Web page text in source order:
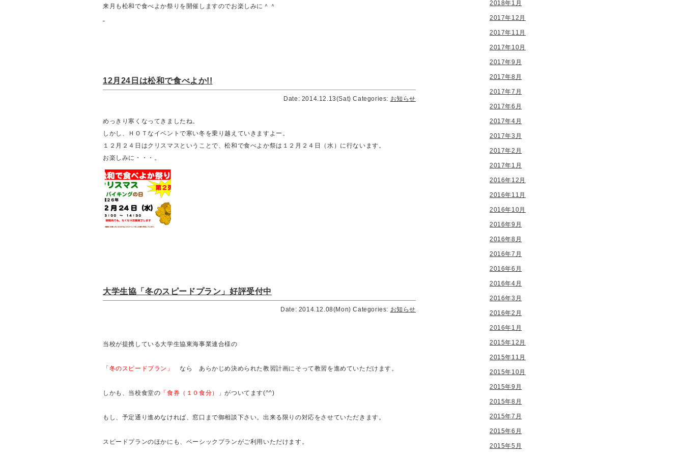
来月も松和で食べよか祭りを開催しますのでお楽しみに＾＾
12月24日は松和で食べよか!!
Date: 2014.12.13(Sat) Categories: お知らせ
めっきり寒くなってきましたね。
しかし、ＨＯＴなイベントで寒い冬を乗り越えていきますよー。
１２月２４日はクリスマスということで、松和で食べよか祭は１２月２４日（水）に行ないます。
お楽しみに・・・。
大学生協「冬のスピードプラン」好評受付中
Date: 2014.12.08(Mon) Categories: お知らせ
当校が提携している大学生協東海事業連合様の
「冬のスピードプラン」 なら あらかじめ決められた教習計画にそって教習を進めていただけます。
しかも、当校食堂の 「食券（１０食分）」がついてます(^^)
もし、予定通り進めなければ、窓口まで御相談下さい。出来る限りの対応をさせていただきます。
スピードプランのほかにも、ベーシックプランがご利用いただけます。
2018年1月
2017年12月
2017年11月
2017年10月
2017年9月
2017年8月
2017年7月
2017年6月
2017年4月
2017年3月
2017年2月
2017年1月
2016年12月
2016年11月
2016年10月
2016年9月
2016年8月
2016年7月
2016年6月
2016年4月
2016年3月
2016年2月
2016年1月
2015年12月
2015年11月
2015年10月
2015年9月
2015年8月
2015年7月
2015年6月
2015年5月